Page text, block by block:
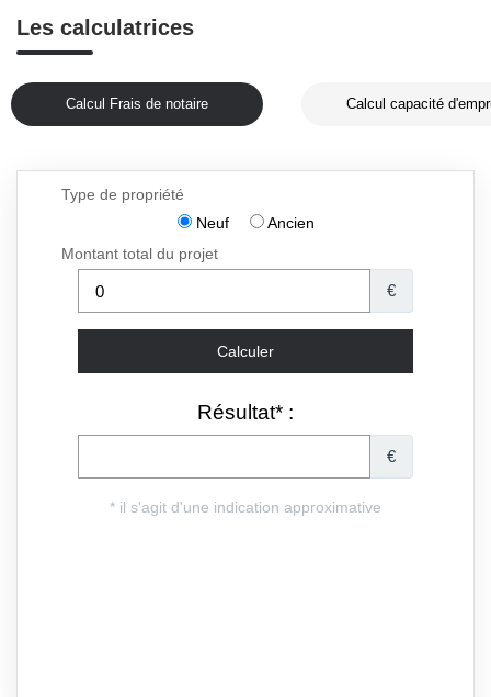
Les calculatrices
Calcul Frais de notaire Calcul capacité